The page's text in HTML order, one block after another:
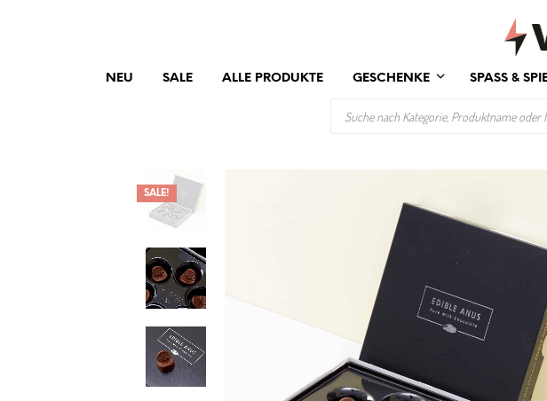
NEU SALE ALLE PRODUKTE GESCHENKE SPASS &
SALE!